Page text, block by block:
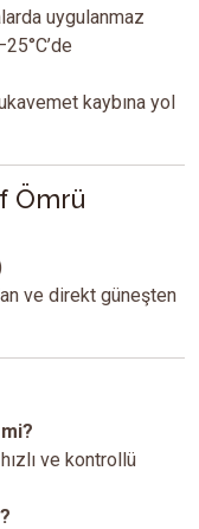
uygulanmaz
kaybına yol
Ömrü
ve direkt güneşten
ve kontrollü